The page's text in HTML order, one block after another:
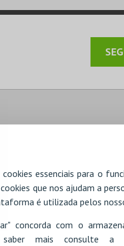
essenciais para o
que nos ajudam a
é utilizada pelos
concorda com o
saber mais consulte a